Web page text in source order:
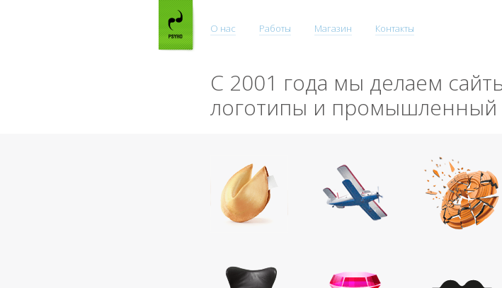
О нас Работы Магазин Контакты
С 2001 года мы делаем
логотипы и промышленный